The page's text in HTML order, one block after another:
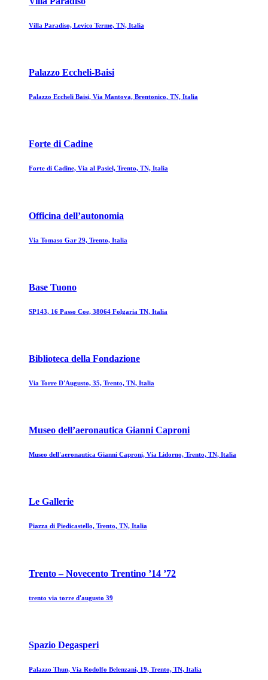
Villa Paradiso, Levico Terme, TN, Italia
Palazzo Eccheli-Baisi
Palazzo Eccheli Baisi, Via Mantova, Brentonico, TN, Italia
Forte di Cadine
Forte di Cadine, Via al Pasiel, Trento, TN, Italia
Officina dell’autonomia
Via Tomaso Gar 29, Trento, Italia
Base Tuono
SP143, 16 Passo Coe, 38064 Folgaria TN, Italia
Biblioteca della Fondazione
Via Torre D'Augusto, 35, Trento, TN, Italia
Museo dell’aeronautica Gianni Caproni
Museo dell'aeronautica Gianni Caproni, Via Lidorno, Trento, TN, Italia
Le Gallerie
Piazza di Piedicastello, Trento, TN, Italia
Trento – Novecento Trentino ’14 ’72
trento via torre d'augusto 39
Spazio Degasperi
Palazzo Thun, Via Rodolfo Belenzani, 19, Trento, TN, Italia